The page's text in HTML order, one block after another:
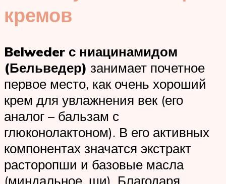
кремов
Belweder с ниацинамидом
(Бельведер) занимает почетное
первое место, как очень хороший
крем для увлажнения век (его
аналог – бальзам с
глюконолактоном). В его активных
компонентах значатся экстракт
расторопши и базовые масла
(миндальное, ши). Благодаря